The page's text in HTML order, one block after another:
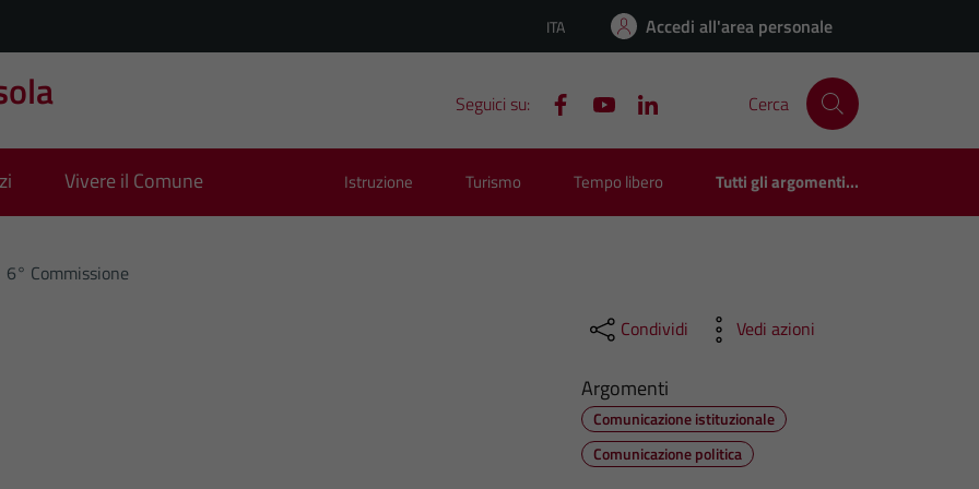
Lingua attiva:
ITA Accedi all'area personale
Seguici su: Cerca
Vivere il Comune Istruzione Turismo Tempo libero Tutti gli argomenti...
6° Commissione
Condividi Vedi azioni
Argomenti
Comunicazione istituzionale
Comunicazione politica